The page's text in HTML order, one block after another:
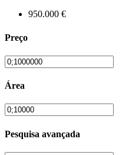
950.000 €
Preço
Área
Pesquisa avançada